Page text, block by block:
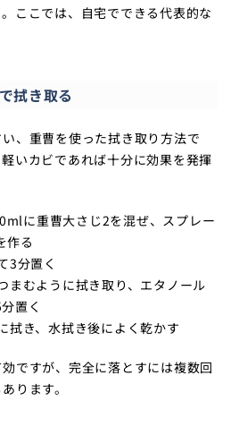
ここでは、自宅でできる代表的な
拭き取る
、重曹を使った拭き取り方法で
いカビであれば十分に効果を発揮
に重曹大さじ2を混ぜ、スプレー
作る
3分置く
まむように拭き取り、エタノール
置く
拭き、水拭き後によく乾かす
ですが、完全に落とすには複数回
ります。